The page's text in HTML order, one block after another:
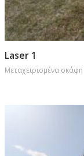
Προσθήκη στο
Laser 1
Μεταχειρισμένα σκάφη